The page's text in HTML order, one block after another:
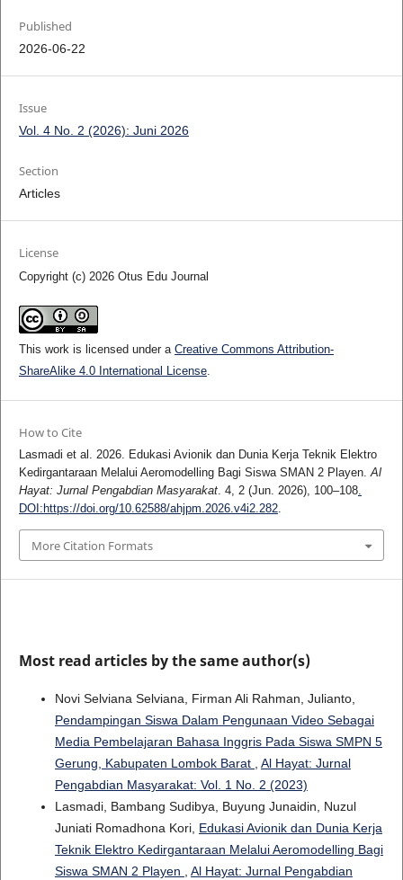
Published
2026-06-22
Issue
Vol. 4 No. 2 (2026): Juni 2026
Section
Articles
License
Copyright (c) 2026 Otus Edu Journal
This work is licensed under a Creative Commons Attribution-
ShareAlike 4.0 International License.
How to Cite
Lasmadi et al. 2026. Edukasi Avionik dan Dunia Kerja Teknik Elektro
Kedirgantaraan Melalui Aeromodelling Bagi Siswa SMAN 2 Playen.Al
Hayat: Jurnal Pengabdian Masyarakat. 4, 2 (Jun. 2026), 100–108.
DOI:https://doi.org/10.62588/ahjpm.2026.v4i2.282.
More Citation Formats
Most read articles by the same author(s)
Novi Selviana Selviana, Firman Ali Rahman, Julianto,
Pendampingan Siswa Dalam Pengunaan Video Sebagai
Media Pembelajaran Bahasa Inggris Pada Siswa SMPN 5
Gerung, Kabupaten Lombok Barat
Al Hayat: Jurnal
Pengabdian Masyarakat: Vol. 1 No. 2 (2023)
Lasmadi, Bambang Sudibya, Buyung Junaidin, Nuzul
Juniati Romadhona Kori, Edukasi Avionik dan Dunia Kerja
Teknik Elektro Kedirgantaraan Melalui Aeromodelling Bagi
Siswa SMAN 2 Playen
Al Hayat: Jurnal Pengabdian